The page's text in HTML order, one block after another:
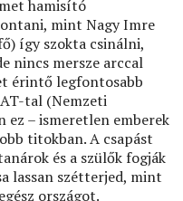
hamisító
mint Nagy Imre
így szokta csinálni,
nincs mersze arccal
érintő legfontosabb
tal (Nemzeti
ez – ismeretlen emberek
titokban. A csapást
és a szülők fogják
lassan szétterjed, mint
országot.